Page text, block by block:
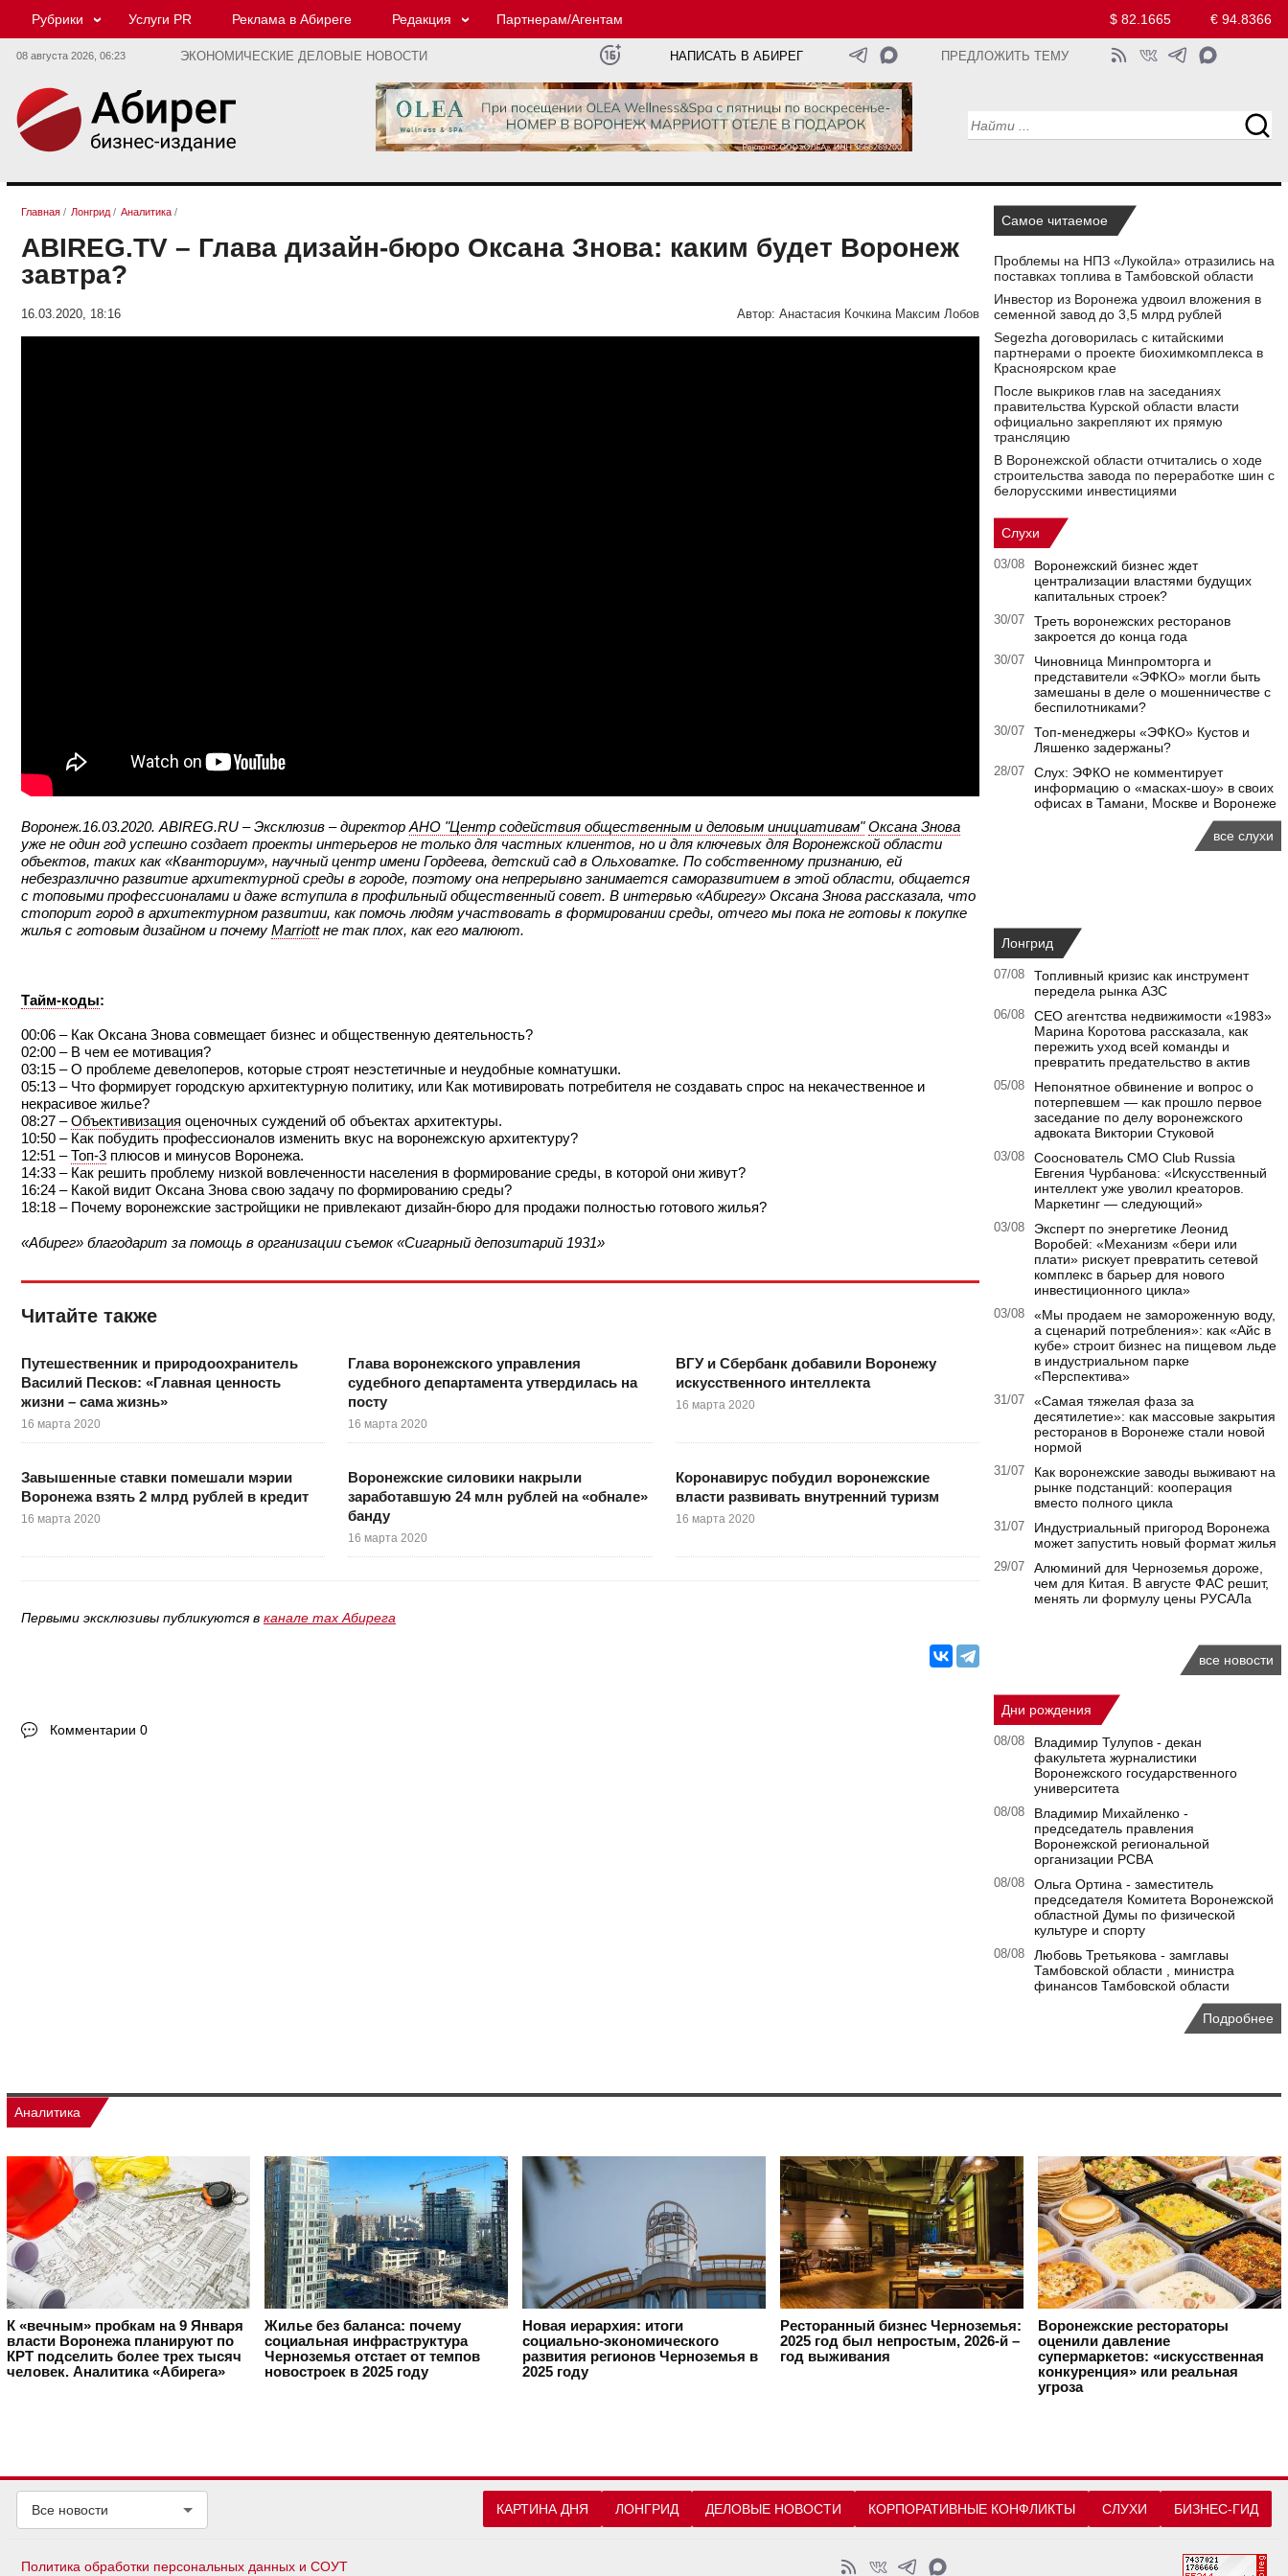
Рубрики Услуги PR Реклама в Абиреге Редакция Партнерам/Агентам $ 82.1665 € 94.8366
08 августа 2026, 06:23 ЭКОНОМИЧЕСКИЕ ДЕЛОВЫЕ НОВОСТИ НАПИСАТЬ В АБИРЕГ ПРЕДЛОЖИТЬ ТЕМУ
Главная / Лонгрид / Аналитика /
ABIREG.TV – Глава дизайн-бюро Оксана Знова: каким будет Воронеж
завтра?
16.03.2020, 18:16 Автор: Анастасия Кочкина Максим Лобов
Воронеж.16.03.2020. ABIREG.RU – Эксклюзив – директор АНО "Центр содействия общественным и деловым инициативам" Оксана Знова
уже не один год успешно создает проекты интерьеров не только для частных клиентов, но и для ключевых для Воронежской области
объектов, таких как «Кванториум», научный центр имени Гордеева, детский сад в Ольховатке. По собственному признанию, ей
небезразлично развитие архитектурной среды в городе, поэтому она непрерывно занимается саморазвитием в этой области, общается
с топовыми профессионалами и даже вступила в профильный общественный совет. В интервью «Абирегу» Оксана Знова рассказала, что
стопорит город в архитектурном развитии, как помочь людям участвовать в формировании среды, отчего мы пока не готовы к покупке
жилья с готовым дизайном и почему Marriottне так плох, как его малюют.
Тайм-коды:
00:06 – Как Оксана Знова совмещает бизнес и общественную деятельность?
02:00 – В чем ее мотивация?
03:15 – О проблеме девелоперов, которые строят неэстетичные и неудобные комнатушки.
05:13 – Что формирует городскую архитектурную политику, или Как мотивировать потребителя не создавать спрос на некачественное и
некрасивое жилье?
08:27 –Объективизация оценочных суждений об объектах архитектуры.
10:50 – Как побудить профессионалов изменить вкус на воронежскую архитектуру?
12:51 –Топ-3 плюсов и минусов Воронежа.
14:33 – Как решить проблему низкой вовлеченности населения в формирование среды, в которой они живут?
16:24 – Какой видит Оксана Знова свою задачу по формированию среды?
18:18 – Почему воронежские застройщики не привлекают дизайн-бюро для продажи полностью готового жилья?
«Абирег» благодарит за помощь в организации съемок «Сигарный депозитарий 1931»
Читайте также
Путешественник и природоохранитель
Василий Песков: «Главная ценность
жизни – сама жизнь»
16 марта 2020
Глава воронежского управления
судебного департамента утвердилась на
посту
16 марта 2020
ВГУ и Сбербанк добавили Воронежу
искусственного интеллекта
16 марта 2020
Завышенные ставки помешали мэрии
Воронежа взять 2 млрд рублей в кредит
16 марта 2020
Воронежские силовики накрыли
заработавшую 24 млн рублей на «обнале»
банду
16 марта 2020
Коронавирус побудил воронежские
власти развивать внутренний туризм
16 марта 2020
Первыми эксклюзивы публикуются в канале max Абирега
Комментарии 0
Самое читаемое
Проблемы на НПЗ «Лукойла» отразились на
поставках топлива в Тамбовской области
Инвестор из Воронежа удвоил вложения в
семенной завод до 3,5 млрд рублей
Segezha договорилась с китайскими
партнерами о проекте биохимкомплекса в
Красноярском крае
После выкриков глав на заседаниях
правительства Курской области власти
официально закрепляют их прямую
трансляцию
В Воронежской области отчитались о ходе
строительства завода по переработке шин с
белорусскими инвестициями
Слухи
03/08
Воронежский бизнес ждет
централизации властями будущих
капитальных строек?
30/07
Треть воронежских ресторанов
закроется до конца года
30/07
Чиновница Минпромторга и
представители «ЭФКО» могли быть
замешаны в деле о мошенничестве с
беспилотниками?
30/07
Топ-менеджеры «ЭФКО» Кустов и
Ляшенко задержаны?
28/07
Слух: ЭФКО не комментирует
информацию о «масках-шоу» в своих
офисах в Тамани, Москве и Воронеже
все слухи
Лонгрид
07/08
Топливный кризис как инструмент
передела рынка АЗС
06/08
CEO агентства недвижимости «1983»
Марина Коротова рассказала, как
пережить уход всей команды и
превратить предательство в актив
05/08
Непонятное обвинение и вопрос о
потерпевшем — как прошло первое
заседание по делу воронежского
адвоката Виктории Стуковой
03/08
Сооснователь CMO Club Russia
Евгения Чурбанова: «Искусственный
интеллект уже уволил креаторов.
Маркетинг — следующий»
03/08
Эксперт по энергетике Леонид
Воробей: «Механизм «бери или
плати» рискует превратить сетевой
комплекс в барьер для нового
инвестиционного цикла»
03/08
«Мы продаем не замороженную воду,
а сценарий потребления»: как «Айс в
кубе» строит бизнес на пищевом льде
в индустриальном парке
«Перспектива»
31/07
«Самая тяжелая фаза за
десятилетие»: как массовые закрытия
ресторанов в Воронеже стали новой
нормой
31/07
Как воронежские заводы выживают на
рынке подстанций: кооперация
вместо полного цикла
31/07
Индустриальный пригород Воронежа
может запустить новый формат жилья
29/07
Алюминий для Черноземья дороже,
чем для Китая. В августе ФАС решит,
менять ли формулу цены РУСАЛа
все новости
Дни рождения
08/08
Владимир Тулупов - декан
факультета журналистики
Воронежского государственного
университета
08/08
Владимир Михайленко -
председатель правления
Воронежской региональной
организации РСВА
08/08
Ольга Ортина - заместитель
председателя Комитета Воронежской
областной Думы по физической
культуре и спорту
08/08
Любовь Третьякова - замглавы
Тамбовской области , министра
финансов Тамбовской области
Подробнее
Аналитика
К «вечным» пробкам на 9 Января
власти Воронежа планируют по
КРТ подселить более трех тысяч
человек. Аналитика «Абирега»
Жилье без баланса: почему
социальная инфраструктура
Черноземья отстает от темпов
новостроек в 2025 году
Новая иерархия: итоги
социально-экономического
развития регионов Черноземья в
2025 году
Ресторанный бизнес Черноземья:
2025 год был непростым, 2026-й –
год выживания
Воронежские рестораторы
оценили давление
супермаркетов: «искусственная
конкуренция» или реальная
угроза
Все новости КАРТИНА ДНЯ ЛОНГРИД ДЕЛОВЫЕ НОВОСТИ КОРПОРАТИВНЫЕ КОНФЛИКТЫ СЛУХИ БИЗНЕС-ГИД
Политика обработки персональных данных и СОУТ